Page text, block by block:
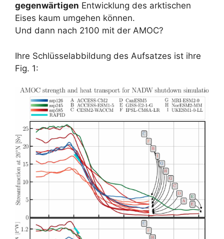
gegenwärtigen Entwicklung des arktischen
Eises kaum umgehen können.
Und dann nach 2100 mit der AMOC?
Ihre Schlüsselabbildung des Aufsatzes ist ihre
Fig. 1: